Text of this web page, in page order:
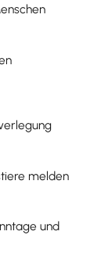
melden
und